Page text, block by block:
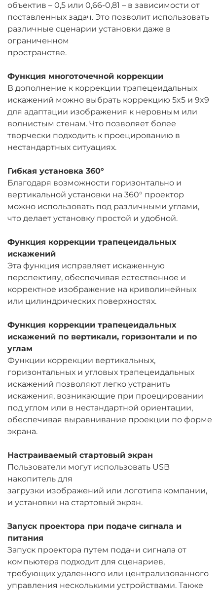
объектив – 0,5 или 0,66-0,81 – в зависимости от
поставленных задач. Это позволит использовать
различные сценарии установки даже в
ограниченном
пространстве.
Функция многоточечной коррекции
В дополнение к коррекции трапецеидальных
искажений можно выбрать коррекцию 5x5 и 9x9
для адаптации изображения к неровным или
волнистым стенам. Что позволяет более
творчески подходить к проецированию в
нестандартных ситуациях.
Гибкая установка 360°
Благодаря возможности горизонтально и
вертикальной установки на 360° проектор
можно использовать под различными углами,
что делает установку простой и удобной.
Функция коррекции трапецеидальных
искажений
Эта функция исправляет искаженную
перспективу, обеспечивая естественное и
корректное изображение на криволинейных
или цилиндрических поверхностях.
Функция коррекции трапецеидальных
искажений по вертикали, горизонтали и по
углам
Функции коррекции вертикальных,
горизонтальных и угловых трапецеидальных
искажений позволяют легко устранить
искажения, возникающие при проецировании
под углом или в нестандартной ориентации,
обеспечивая выравнивание проекции по форме
экрана.
Настраиваемый стартовый экран
Пользователи могут использовать USB
накопитель для
загрузки изображений или логотипа компании,
и установки на стартовый экран.
Запуск проектора при подаче сигнала и
питания
Запуск проектора путем подачи сигнала от
компьютера подходит для сценариев,
требующих удаленного или централизованного
управления несколькими устройствами. Также